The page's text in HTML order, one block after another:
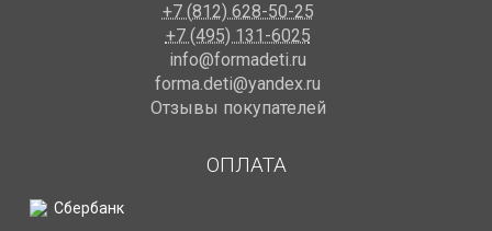
+7 (812) 628-50-25
+7 (495) 131-6025
info@formadeti.ru
forma.deti@yandex.ru
Отзывы покупателей
ОПЛАТА